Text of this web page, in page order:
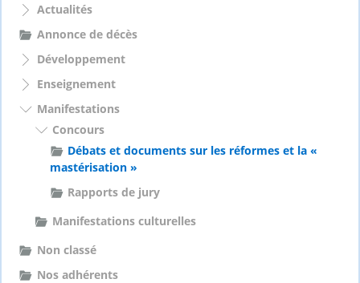
h
r
Actualités
Annonce de décès
Développement
Enseignement
Manifestations
Concours
Débats et documents sur les réformes et la «
mastérisation »
Rapports de jury
Manifestations culturelles
Non classé
Nos adhérents